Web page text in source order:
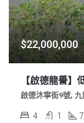
$22,000,000
【啟德龍譽】
啟德沐寧街9號,
4 1